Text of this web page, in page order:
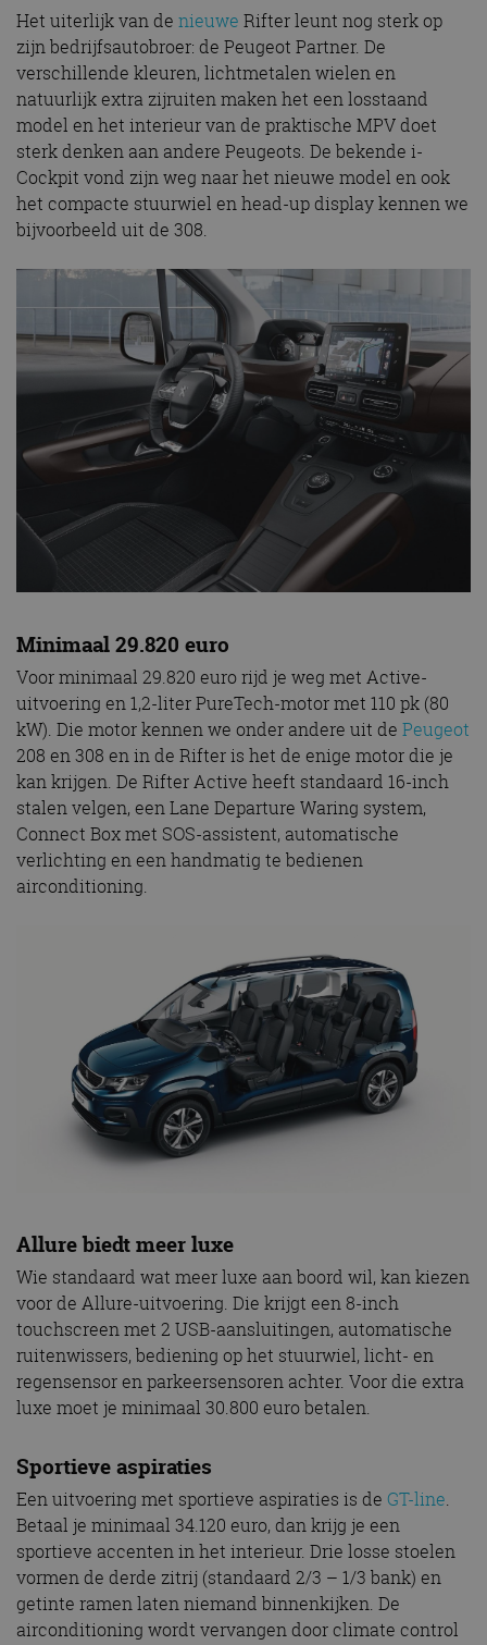
Het uiterlijk van de nieuwe Rifter leunt nog sterk op
zijn bedrijfsautobroer: de Peugeot Partner. De
verschillende kleuren, lichtmetalen wielen en
natuurlijk extra zijruiten maken het een losstaand
model en het interieur van de praktische MPV doet
sterk denken aan andere Peugeots. De bekende i-
Cockpit vond zijn weg naar het nieuwe model en ook
het compacte stuurwiel en head-up display kennen we
bijvoorbeeld uit de 308.
Minimaal 29.820 euro
Voor minimaal 29.820 euro rijd je weg met Active-
uitvoering en 1,2-liter PureTech-motor met 110 pk (80
kW). Die motor kennen we onder andere uit de Peugeot
208 en 308 en in de Rifter is het de enige motor die je
kan krijgen. De Rifter Active heeft standaard 16-inch
stalen velgen, een Lane Departure Waring system,
Connect Box met SOS-assistent, automatische
verlichting en een handmatig te bedienen
airconditioning.
Allure biedt meer luxe
Wie standaard wat meer luxe aan boord wil, kan kiezen
voor de Allure-uitvoering. Die krijgt een 8-inch
touchscreen met 2 USB-aansluitingen, automatische
ruitenwissers, bediening op het stuurwiel, licht- en
regensensor en parkeersensoren achter. Voor die extra
luxe moet je minimaal 30.800 euro betalen.
Sportieve aspiraties
Een uitvoering met sportieve aspiraties is de GT-line.
Betaal je minimaal 34.120 euro, dan krijg je een
sportieve accenten in het interieur. Drie losse stoelen
vormen de derde zitrij (standaard 2/3 – 1/3 bank) en
getinte ramen laten niemand binnenkijken. De
airconditioning wordt vervangen door climate control